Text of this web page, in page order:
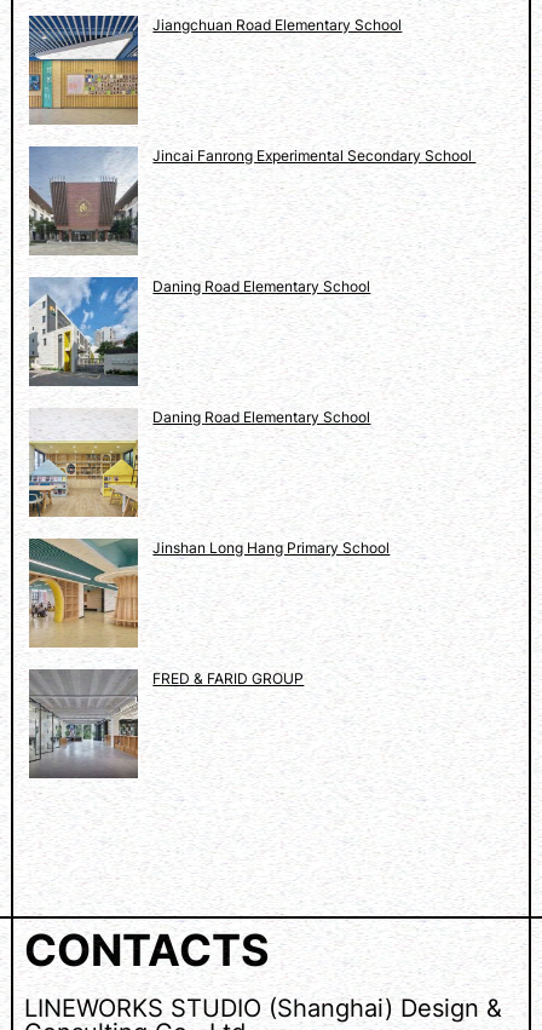
F
T
E
W
E
K
2
2
Jiangchuan Road Elementary School
Jincai Fanrong Experimental Secondary School
Daning Road Elementary School
Daning Road Elementary School
Jinshan Long Hang Primary School
FRED & FARID GROUP
CONTACTS
LINEWORKS STUDIO (Shanghai) Design &